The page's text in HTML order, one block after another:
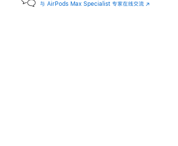
与 AirPods Max Specialist 专家在线交流 (在